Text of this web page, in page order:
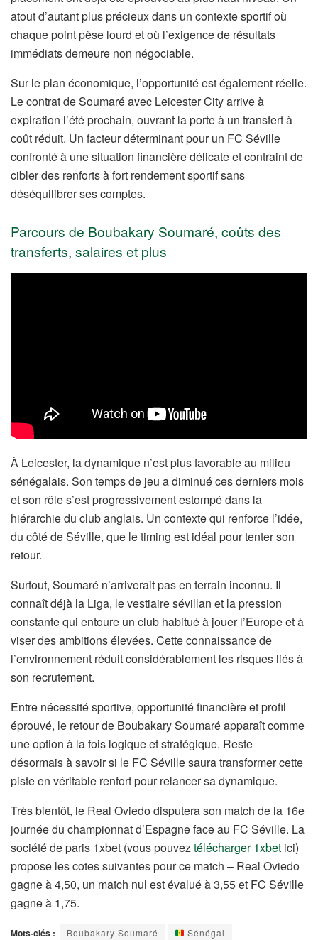
atout d’autant plus précieux dans un contexte sportif où
chaque point pèse lourd et où l’exigence de résultats
immédiats demeure non négociable.
Sur le plan économique, l’opportunité est également réelle.
Le contrat de Soumaré avec Leicester City arrive à
expiration l’été prochain, ouvrant la porte à un transfert à
coût réduit. Un facteur déterminant pour un FC Séville
confronté à une situation financière délicate et contraint de
cibler des renforts à fort rendement sportif sans
déséquilibrer ses comptes.
Parcours de Boubakary Soumaré, coûts des
transferts, salaires et plus
À Leicester, la dynamique n’est plus favorable au milieu
sénégalais. Son temps de jeu a diminué ces derniers mois
et son rôle s’est progressivement estompé dans la
hiérarchie du club anglais. Un contexte qui renforce l’idée,
du côté de Séville, que le timing est idéal pour tenter son
retour.
Surtout, Soumaré n’arriverait pas en terrain inconnu. Il
connaît déjà la Liga, le vestiaire sévillan et la pression
constante qui entoure un club habitué à jouer l’Europe et à
viser des ambitions élevées. Cette connaissance de
l’environnement réduit considérablement les risques liés à
son recrutement.
Entre nécessité sportive, opportunité financière et profil
éprouvé, le retour de Boubakary Soumaré apparaît comme
une option à la fois logique et stratégique. Reste
désormais à savoir si le FC Séville saura transformer cette
piste en véritable renfort pour relancer sa dynamique.
Très bientôt, le Real Oviedo disputera son match de la 16e
journée du championnat d’Espagne face au FC Séville. La
société de paris 1xbet (vous pouveztélécharger 1xbet ici)
propose les cotes suivantes pour ce match – Real Oviedo
gagne à 4,50, un match nul est évalué à 3,55 et FC Séville
gagne à 1,75.
Mots-clés : Boubakary Soumaré Sénégal